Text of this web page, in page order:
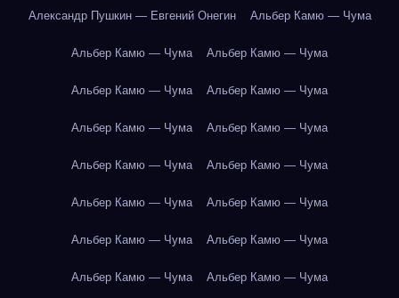
Александр Пушкин — Евгений Онегин Альбер Камю — Чума
Альбер Камю — Чума Альбер Камю — Чума
Альбер Камю — Чума Альбер Камю — Чума
Альбер Камю — Чума Альбер Камю — Чума
Альбер Камю — Чума Альбер Камю — Чума
Альбер Камю — Чума Альбер Камю — Чума
Альбер Камю — Чума Альбер Камю — Чума
Альбер Камю — Чума Альбер Камю — Чума